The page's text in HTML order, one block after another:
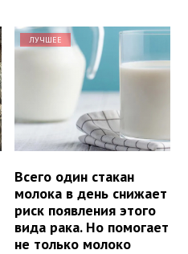
ЛУЧШЕЕ
Всего один стакан
молока в день снижает
риск появления этого
вида рака. Но помогает
не только молоко